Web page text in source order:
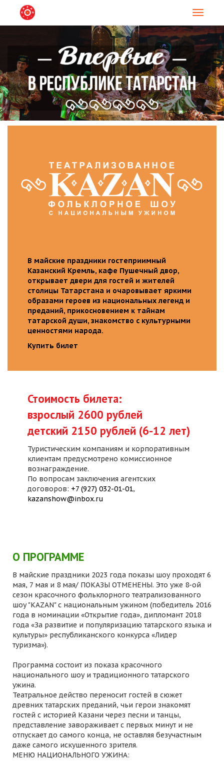
В майские праздники гостеприимный
Казанский Кремль, кафе Пушечный двор,
открывает двери для гостей и жителей
столицы Татарстана и очаровывает яркими
образами героев из национальных легенд и
преданий, прикосновением к тайнам
татарской души, знакомство с культурными
ценностями народа.
Купить билет
Стоимость билета:
взрослый 2600 рублей
детский 2150 рублей (6-12 лет)
Туристическим компаниям и корпоративным
клиентам предусмотрено комиссионное
вознаграждение.
По вопросам заключения агентских
договоров: +7 (927) 032-01-01,
kazanshow@inbox.ru
О ПРОГРАММЕ
В майские праздники 2023 года показы шоу проходят 6
мая, 7 мая и 8 мая/ ПОКАЗЫ ОТМЕНЕНЫ. Это уже 8-ой
сезон красочного фольклорного театрализованного
шоу "KAZAN" с национальным ужином (победитель 2016
года в номинации «Открытие года», дипломант 2018
года «За развитие и популяризацию татарского языка и
культуры» республиканского конкурса «Лидер
туризма»).
Программа состоит из показа красочного
национального шоу и традиционного татарского
ужина.
Театральное действо переносит гостей в сюжет
древних татарских преданий, чьи герои знакомят
гостей с историей Казани через песни и танцы,
представление завораживает с первых минут и не
отпускает до самого конца, не оставляя безучастным
даже самого искушенного зрителя.
МЕНЮ НАЦИОНАЛЬНОГО УЖИНА: